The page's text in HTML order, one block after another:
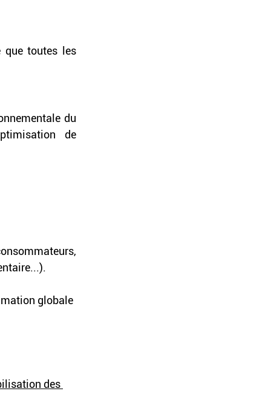
que toutes les
du
de
globale
des